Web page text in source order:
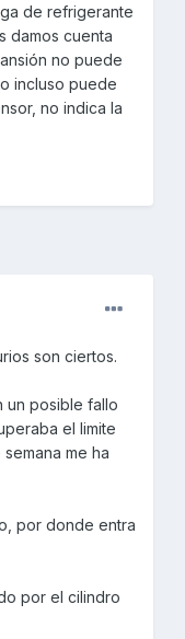
de refrigerante
damos cuenta
no puede
incluso puede
no indica la
son ciertos.
un posible fallo
el limite
me ha
por donde entra
por el cilindro